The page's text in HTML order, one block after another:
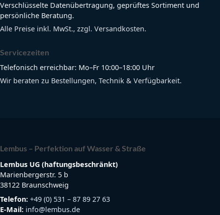
Verschlüsselte Datenübertragung, geprüftes Sortiment und
persönliche Beratung.
Alle Preise inkl. MwSt., zzgl. Versandkosten.
Servicezeiten
Telefonisch erreichbar: Mo–Fr 10:00–18:00 Uhr
Wir beraten zu Bestellungen, Technik & Verfügbarkeit.
Lembus – Perfektion auf Wasser & Straße
Lembus UG (haftungsbeschränkt)
Marienbergerstr. 5 b
38122 Braunschweig
Telefon: +49 (0) 531 – 87 89 27 63
E-Mail: info@lembus.de